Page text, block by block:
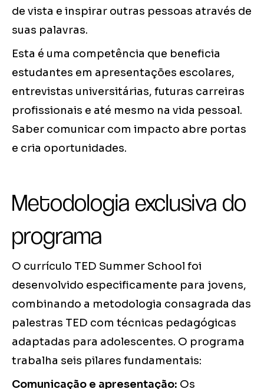
de vista e inspirar outras pessoas através de
suas palavras.
Esta é uma competência que beneficia
estudantes em apresentações escolares,
entrevistas universitárias, futuras carreiras
profissionais e até mesmo na vida pessoal.
Saber comunicar com impacto abre portas
e cria oportunidades.
Metodologia exclusiva do
programa
O currículo TED Summer School foi
desenvolvido especificamente para jovens,
combinando a metodologia consagrada das
palestras TED com técnicas pedagógicas
adaptadas para adolescentes. O programa
trabalha seis pilares fundamentais:
Comunicação e apresentação: Os